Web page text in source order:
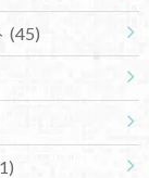
(45)